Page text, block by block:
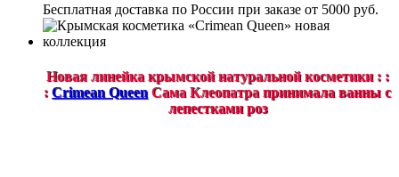
Бесплатная доставка по России при заказе от 5000 руб.
Новая линейка крымской натуральной косметики : :
: Crimean Queen Сама Клеопатра принимала ванны с
лепестками роз